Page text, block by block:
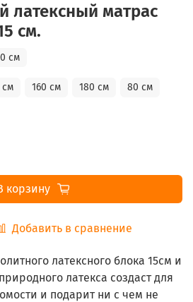
латексный матрас
см.
Добавить в сравнение
см
см 160 см 180 см
80 см
корзину
латексного блока 15см и
латекса создаст для
и подарит ни с чем не